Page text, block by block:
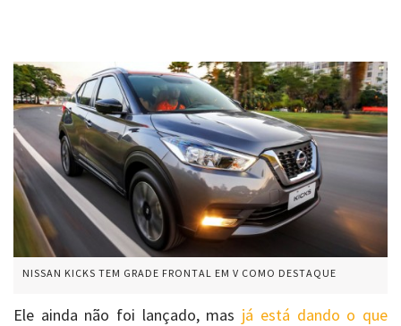
NISSAN KICKS TEM GRADE FRONTAL EM V COMO DESTAQUE
Ele ainda não foi lançado, mas já está dando o que